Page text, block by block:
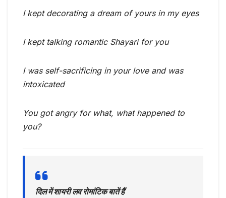
I kept decorating a dream of yours in my eyes
I kept talking romantic Shayari for you
I was self-sacrificing in your love and was
intoxicated
You got angry for what, what happened to
you?
दिल में शायरी लव रोमांटिक बातें हैं